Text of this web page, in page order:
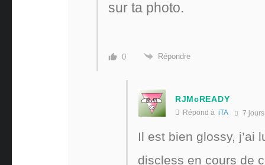
sur ta photo.
0 Répondre
RJMcREADY
Répond à iTA 7 jours
Il est bien glossy, j’ai
discless en cours de